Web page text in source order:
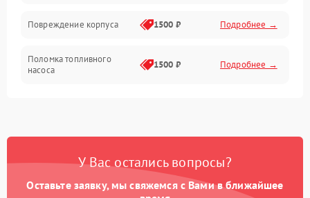
Повреждение корпуса 1500 ₽ Подробнее →
Поломка топливного
насоса
1500 ₽ Подробнее →
карбюратора
Подробнее →
У Вас остались вопросы?
Оставьте заявку, мы свяжемся с Вами в ближайшее